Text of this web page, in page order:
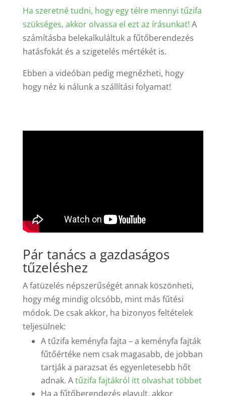
Ha szeretné tudni, hogy egy télre mennyi tűzifa
szükséges, akkor olvassa el ezt az írásunkat! A
számításba belekalkuláltuk a fűtőberendezés
hatásfokát és a szigetelés mértékét is.
Ebben a videóban pedig megnézheti, hogy
hogy néz ki nálunk a szállítási folyamat!
Pár tanács a gazdaságos
tűzeléshez
A fatüzelés népszerűségét annak köszönheti,
hogy még mindig olcsóbb, mint más fűtési
módok. De csak akkor, ha bizonyos feltételek
teljesülnek:
A tűzifa keményfa fajta – a keményfa fajták
fűtőértéke nem csak magasabb, de jobban
tartják a parazsat és egyenletesebb hőt
adnak. Atűzifa fajtákról itt olvashat többet
Ha a fűtőberendezés elavult, akkor